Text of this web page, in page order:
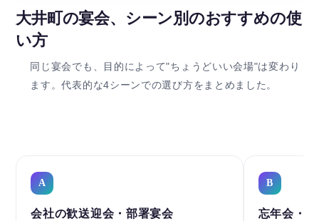
大井町の宴会、シーン別のおすすめの使
い方
同じ宴会でも、目的によって"ちょうどいい会場"は変わり
ます。代表的な4シーンでの選び方をまとめました。
A
会社の歓送迎会・部署宴会
B
忘年会・